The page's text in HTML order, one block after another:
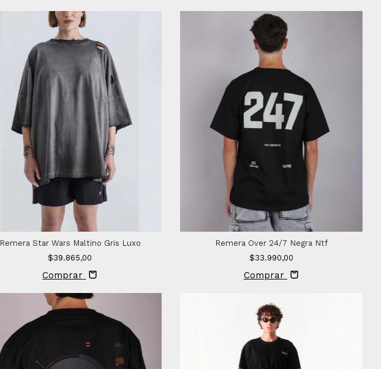
Remera Star Wars Maltino Gris Luxo
$39.865,00
Comprar
Remera Over 24/7 Negra Ntf
$33.990,00
Comprar